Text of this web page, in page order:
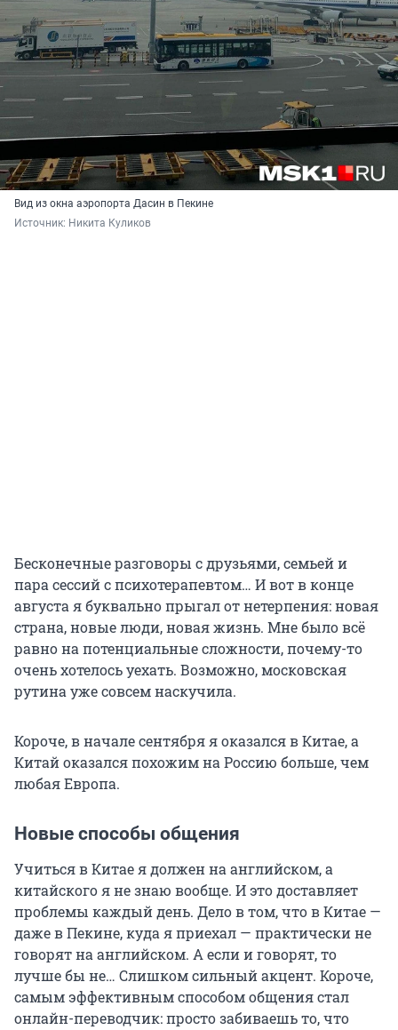
Вид из окна аэропорта Дасин в Пекине
Источник: Никита Куликов
Бесконечные разговоры с друзьями, семьей и
пара сессий с психотерапевтом… И вот в конце
августа я буквально прыгал от нетерпения: новая
страна, новые люди, новая жизнь. Мне было всё
равно на потенциальные сложности, почему-то
очень хотелось уехать. Возможно, московская
рутина уже совсем наскучила.
Короче, в начале сентября я оказался в Китае, а
Китай оказался похожим на Россию больше, чем
любая Европа.
Новые способы общения
Учиться в Китае я должен на английском, а
китайского я не знаю вообще. И это доставляет
проблемы каждый день. Дело в том, что в Китае —
даже в Пекине, куда я приехал — практически не
говорят на английском. А если и говорят, то
лучше бы не… Слишком сильный акцент. Короче,
самым эффективным способом общения стал
онлайн-переводчик: просто забиваешь то, что